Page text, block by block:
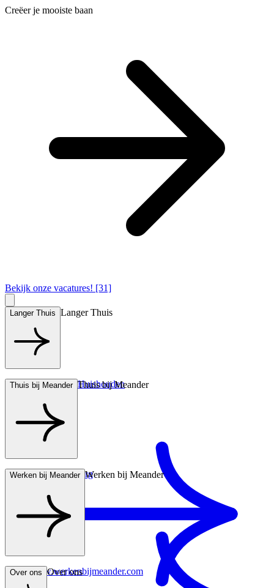
Creëer je mooiste baan
Bekijk onze vacatures! [31]
Langer Thuis Langer Thuis
Hulp bij het Huishouden
Thuis bij Meander Thuis bij Meander
Wonen met zorg
Werken bij Meander Werken bij Meander
www.werkenbijmeander.com
Over ons Over ons